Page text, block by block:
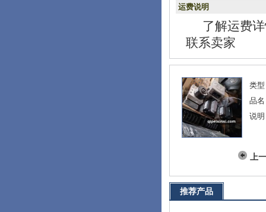
运费说明
了解运费
联系卖家
类
品
说
上
推荐产品